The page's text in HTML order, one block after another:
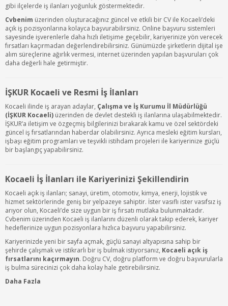
gibi ilçelerde iş ilanları yoğunluk göstermektedir.
Cvbenim üzerinden oluşturacağınız güncel ve etkili bir CV ile Kocaeli’deki
açık iş pozisyonlarına kolayca başvurabilirsiniz. Online başvuru sistemleri
sayesinde işverenlerle daha hızlı iletişime geçebilir, kariyerinize yön verecek
fırsatları kaçırmadan değerlendirebilirsiniz. Günümüzde şirketlerin dijital işe
alım süreçlerine ağırlık vermesi, internet üzerinden yapılan başvuruları çok
daha değerli hale getirmiştir.
İŞKUR Kocaeli ve Resmi İş İlanları
Kocaeli ilinde iş arayan adaylar, Çalışma ve İş Kurumu İl Müdürlüğü
(İŞKUR Kocaeli) üzerinden de devlet destekli iş ilanlarına ulaşabilmektedir.
İŞKUR’a iletişim ve özgeçmiş bilgilerinizi bırakarak kamu ve özel sektördeki
güncel iş fırsatlarından haberdar olabilirsiniz. Ayrıca mesleki eğitim kursları,
işbaşı eğitim programları ve teşvikli istihdam projeleri ile kariyerinize güçlü
bir başlangıç yapabilirsiniz.
Kocaeli İş İlanları ile Kariyerinizi Şekillendirin
Kocaeli açık iş ilanları; sanayi, üretim, otomotiv, kimya, enerji, lojistik ve
hizmet sektörlerinde geniş bir yelpazeye sahiptir. İster vasıflı ister vasıfsız iş
arıyor olun, Kocaeli’de size uygun bir iş fırsatı mutlaka bulunmaktadır.
Cvbenim üzerinden Kocaeli iş ilanlarını düzenli olarak takip ederek, kariyer
hedeflerinize uygun pozisyonlara hızlıca başvuru yapabilirsiniz.
Kariyerinizde yeni bir sayfa açmak, güçlü sanayi altyapısına sahip bir
şehirde çalışmak ve istikrarlı bir iş bulmak istiyorsanız, Kocaeli açık iş
fırsatlarını kaçırmayın. Doğru CV, doğru platform ve doğru başvurularla
iş bulma sürecinizi çok daha kolay hale getirebilirsiniz.
Daha Fazla